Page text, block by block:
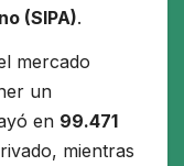
(SIPA).
mercado
un
en 99.471
mientras